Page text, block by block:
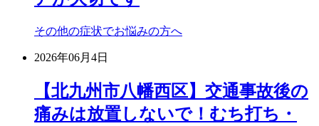
その他の症状でお悩みの方へ
2026年06月4日
【北九州市八幡西区】交通事故後の
痛みは放置しないで！むち打ち・